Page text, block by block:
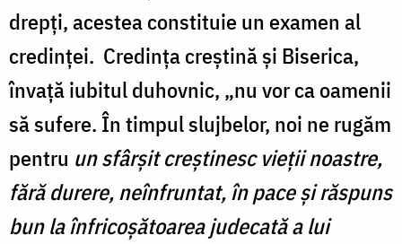
drepți, acestea constituie un examen al
credinței. Credința creștină și Biserica,
învață iubitul duhovnic, „nu vor ca oamenii
să sufere. În timpul slujbelor, noi ne rugăm
pentru un sfârșit creștinesc vieții noastre,
fără durere, neînfruntat, în pace și răspuns
bun la înfricoșătoarea judecată a lui